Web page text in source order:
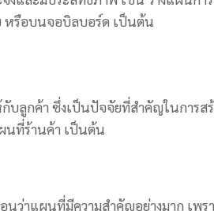
รือบนจอบิลบอร์ด เป็นต้น
ลูกค้า ซึ่งเป็นปัจจัยที่สำคัญในการสร้
นที่ร้านค้า เป็นต้น
าแผนที่มีความสำคัญอย่างมาก เพร